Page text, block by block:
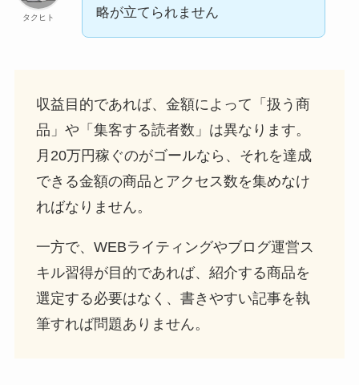
タクヒト
略が立てられません
収益目的であれば、金額によって「扱う商
品」や「集客する読者数」は異なります。
月20万円稼ぐのがゴールなら、それを達成
できる金額の商品とアクセス数を集めなけ
ればなりません。
一方で、WEBライティングやブログ運営ス
キル習得が目的であれば、紹介する商品を
選定する必要はなく、書きやすい記事を執
筆すれば問題ありません。